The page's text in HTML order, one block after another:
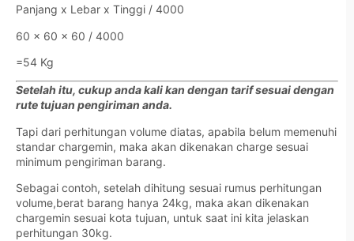
Panjang x Lebar x Tinggi / 4000
60 x 60 x 60 / 4000
=54 Kg
Setelah itu, cukup anda kali kan dengan tarif sesuai dengan
rute tujuan pengiriman anda.
Tapi dari perhitungan volume diatas, apabila belum memenuhi
standar chargemin, maka akan dikenakan charge sesuai
minimum pengiriman barang.
Sebagai contoh, setelah dihitung sesuai rumus perhitungan
volume,berat barang hanya 24kg, maka akan dikenakan
chargemin sesuai kota tujuan, untuk saat ini kita jelaskan
perhitungan 30kg.